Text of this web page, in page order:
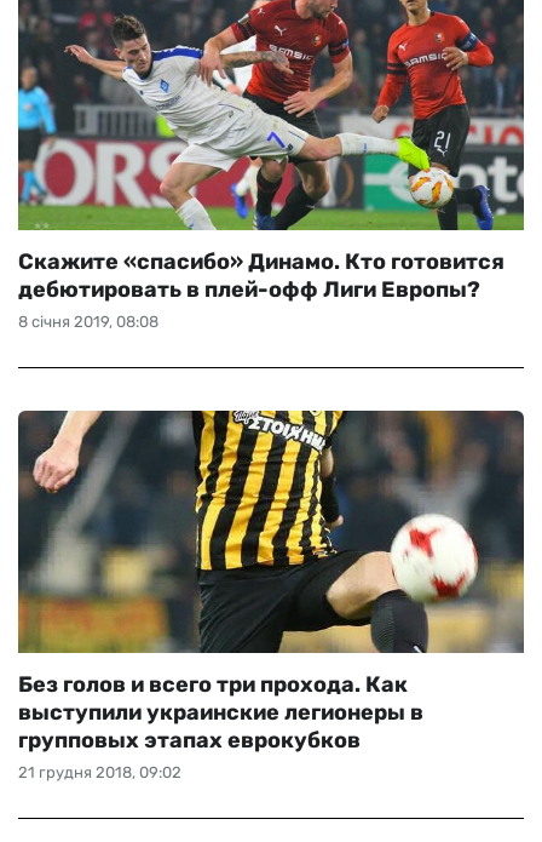
8 січня 2019, 08:08
Скажите «спасибо» Динамо. Кто готовится
дебютировать в плей-офф Лиги Европы?
21 грудня 2018, 09:02
Без голов и всего три прохода. Как
выступили украинские легионеры в
групповых этапах еврокубков